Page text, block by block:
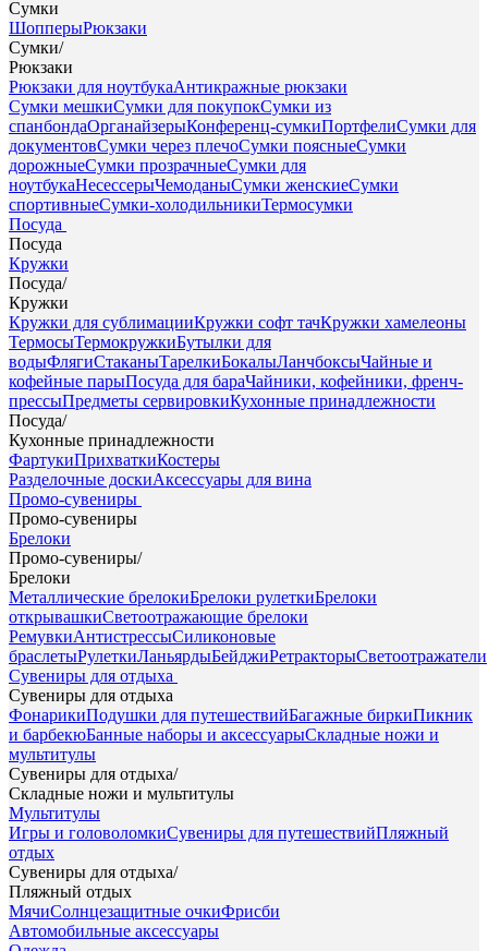
Сумки
ШопперыРюкзаки
Сумки/
Рюкзаки
Рюкзаки для ноутбукаАнтикражные рюкзаки
Сумки мешкиСумки для покупокСумки из
спанбондаОрганайзерыКонференц-сумкиПортфелиСумки для
документовСумки через плечоСумки поясныеСумки
дорожныеСумки прозрачныеСумки для
ноутбукаНесессерыЧемоданыСумки женскиеСумки
спортивныеСумки-холодильникиТермосумки
Посуда
Посуда
Кружки
Посуда/
Кружки
Кружки для сублимацииКружки софт тачКружки хамелеоны
ТермосыТермокружкиБутылки для
водыФлягиСтаканыТарелкиБокалыЛанчбоксыЧайные и
кофейные парыПосуда для бараЧайники, кофейники, френч-
прессыПредметы сервировкиКухонные принадлежности
Посуда/
Кухонные принадлежности
ФартукиПрихваткиКостеры
Разделочные доскиАксессуары для вина
Промо-сувениры
Промо-сувениры
Брелоки
Промо-сувениры/
Брелоки
Металлические брелокиБрелоки рулеткиБрелоки
открывашкиСветоотражающие брелоки
РемувкиАнтистрессыСиликоновые
браслетыРулеткиЛаньярдыБейджиРетракторыСветоотражатели
Сувениры для отдыха
Сувениры для отдыха
ФонарикиПодушки для путешествийБагажные биркиПикник
и барбекюБанные наборы и аксессуарыСкладные ножи и
мультитулы
Сувениры для отдыха/
Складные ножи и мультитулы
Мультитулы
Игры и головоломкиСувениры для путешествийПляжный
отдых
Сувениры для отдыха/
Пляжный отдых
МячиСолнцезащитные очкиФрисби
Автомобильные аксессуары